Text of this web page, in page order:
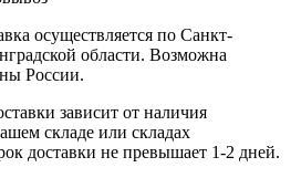
осуществляется по Санкт-
области. Возможна
России.
зависит от наличия
складе или складах
доставки не превышает 1-2 дней.